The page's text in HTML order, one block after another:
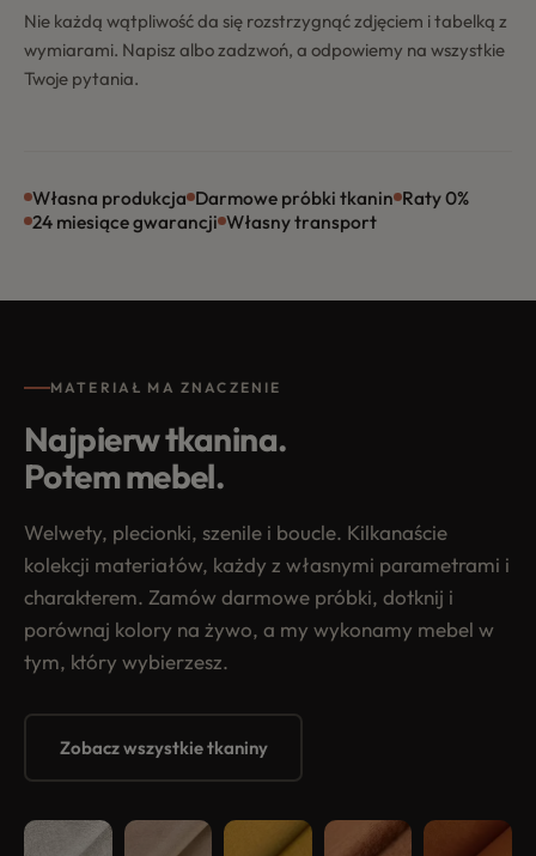
Nie każdą wątpliwość da się rozstrzygnąć zdjęciem i tabelką z
wymiarami. Napisz albo zadzwoń, a odpowiemy na wszystkie
Twoje pytania.
Własna produkcja Darmowe próbki tkanin Raty 0%
24 miesiące gwarancji Własny transport
MATERIAŁ MA ZNACZENIE
Najpierw tkanina.
Potem mebel.
Welwety, plecionki, szenile i boucle. Kilkanaście
kolekcji materiałów, każdy z własnymi parametrami i
charakterem. Zamów darmowe próbki, dotknij i
porównaj kolory na żywo, a my wykonamy mebel w
tym, który wybierzesz.
Zobacz wszystkie tkaniny